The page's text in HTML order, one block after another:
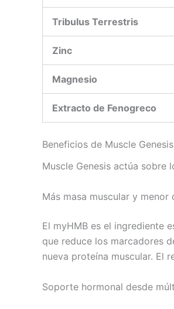
Tribulus Terrestris
Zinc
Magnesio
Extracto de Fenogreco
Beneficios de Muscle Genesis
Muscle Genesis actúa sobre
Más masa muscular y menor
El myHMB es el ingrediente
que reduce los marcadores
nueva proteína muscular. El
Soporte hormonal desde